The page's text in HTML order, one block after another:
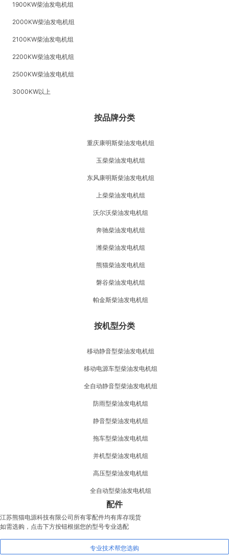
1900KW柴油发电机组
2000KW柴油发电机组
2100KW柴油发电机组
2200KW柴油发电机组
2500KW柴油发电机组
3000KW以上
按品牌分类
重庆康明斯柴油发电机组
玉柴柴油发电机组
东风康明斯柴油发电机组
上柴柴油发电机组
沃尔沃柴油发电机组
奔驰柴油发电机组
潍柴柴油发电机组
熊猫柴油发电机组
磐谷柴油发电机组
帕金斯柴油发电机组
按机型分类
移动静音型柴油发电机组
移动电源车型柴油发电机组
全自动静音型柴油发电机组
防雨型柴油发电机组
静音型柴油发电机组
拖车型柴油发电机组
并机型柴油发电机组
高压型柴油发电机组
全自动型柴油发电机组
配件
江苏熊猫电源科技有限公司所有零配件均有库存现货
如需选购，点击下方按钮根据您的型号专业选配
专业技术帮您选购